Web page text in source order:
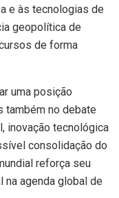
e às tecnologias de
geopolítica de
de forma
uma posição
também no debate
inovação tecnológica
consolidação do
reforça seu
agenda global de